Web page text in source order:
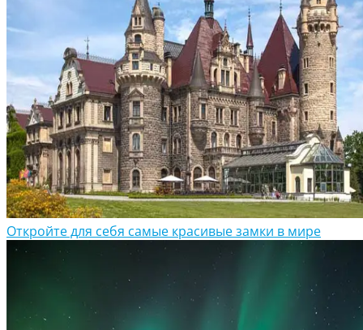
Откройте для себя самые красивые замки в мире